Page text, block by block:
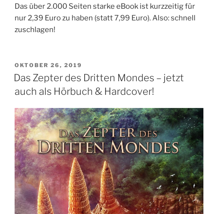
Das über 2.000 Seiten starke eBook ist kurzzeitig für
nur 2,39 Euro zu haben (statt 7,99 Euro). Also: schnell
zuschlagen!
VERÖFFENTLICHT
AM
OKTOBER 26, 2019
Das Zepter des Dritten Mondes – jetzt
auch als Hörbuch & Hardcover!